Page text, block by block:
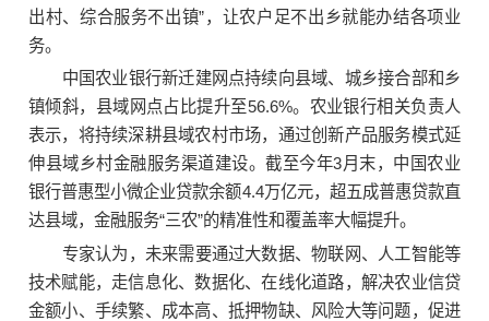
出村、综合服务不出镇”，让农户足不出乡就能办结各项业
务。
中国农业银行新迁建网点持续向县域、城乡接合部和乡
镇倾斜，县域网点占比提升至56.6%。农业银行相关负责人
表示，将持续深耕县域农村市场，通过创新产品服务模式延
伸县域乡村金融服务渠道建设。截至今年3月末，中国农业
银行普惠型小微企业贷款余额4.4万亿元，超五成普惠贷款直
达县域，金融服务“三农”的精准性和覆盖率大幅提升。
专家认为，未来需要通过大数据、物联网、人工智能等
技术赋能，走信息化、数据化、在线化道路，解决农业信贷
金额小、手续繁、成本高、抵押物缺、风险大等问题，促进